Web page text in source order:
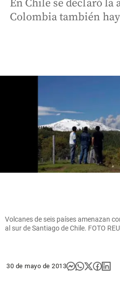
En Chile se declaró la
Colombia también
Volcanes de seis países amenazan
al sur de Santiago de Chile. FOTO
30 de mayo de 2013